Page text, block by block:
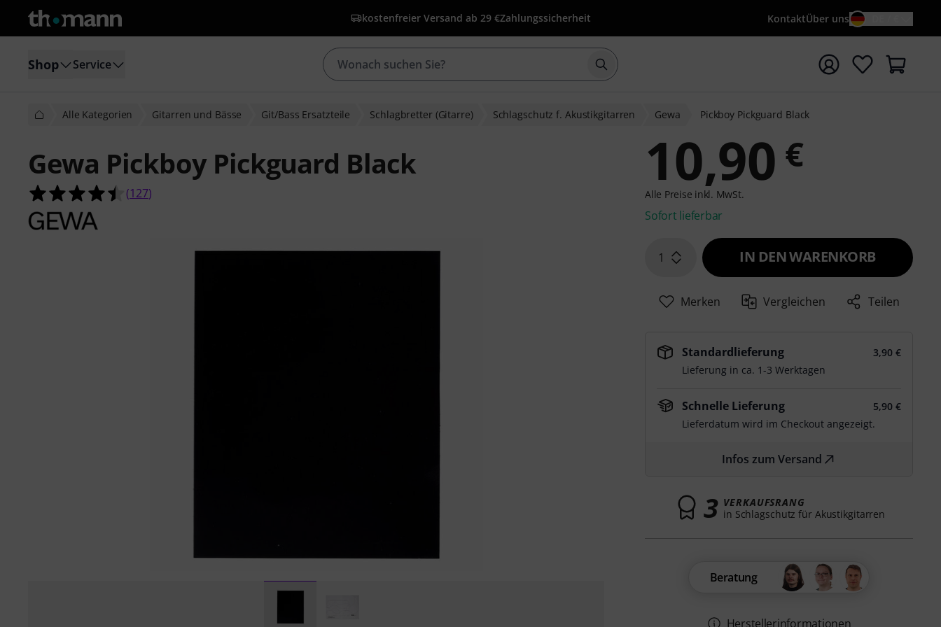
kostenfreier Versand ab 29 €Zahlungssicherheit KontaktÜber uns
Shop Service Suche mit Suchwort {searchTerm} starten
Alle Kategorien Gitarren und Bässe Git/Bass Ersatzteile Schlagbretter (Gitarre) Schlagschutz f. Akustikgitarren Gewa Pickboy Pickguard Black
Gewa Pickboy Pickguard Black
4.5 von 5 Sternen aus 127 Kundenbewertungen
(127) 10,90 €
Alle Preise inkl. MwSt.
Sofort lieferbar
1 IN DEN WARENKORB
Merken Vergleichen Teilen
Standardlieferung
3,90 €
Lieferung in ca. 1-3 Werktagen
Schnelle Lieferung
5,90 €
Lieferdatum wird im Checkout angezeigt.
Infos zum Versand
3 VERKAUFSRANG
in Schlagschutz für Akustikgitarren
Beratung
Herstellerinformationen